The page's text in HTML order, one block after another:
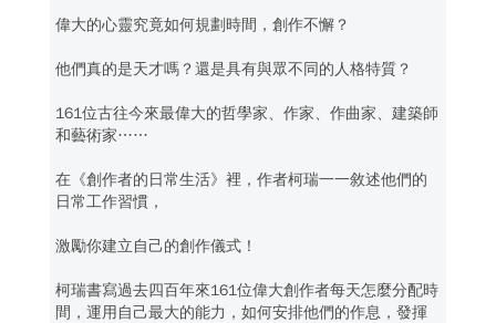
偉大的心靈究竟如何規劃時間，創作不懈？
他們真的是天才嗎？還是具有與眾不同的人格特質？
161位古往今來最偉大的哲學家、作家、作曲家、建築師
和藝術家……
在《創作者的日常生活》裡，作者柯瑞一一敘述他們的
日常工作習慣，
激勵你建立自己的創作儀式！
柯瑞書寫過去四百年來161位偉大創作者每天怎麼分配時
間，運用自己最大的能力，如何安排他們的作息，發揮